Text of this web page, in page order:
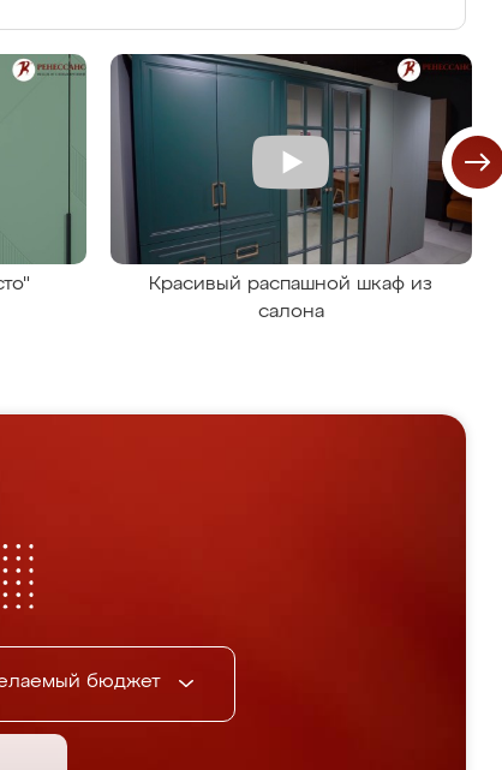
Красивый распашной шкаф из
салона
бюджет